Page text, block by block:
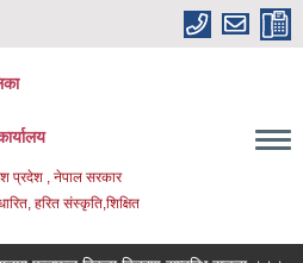
प्रदेश , नेपाल सरकार
हरित संस्कृति,शिक्षित